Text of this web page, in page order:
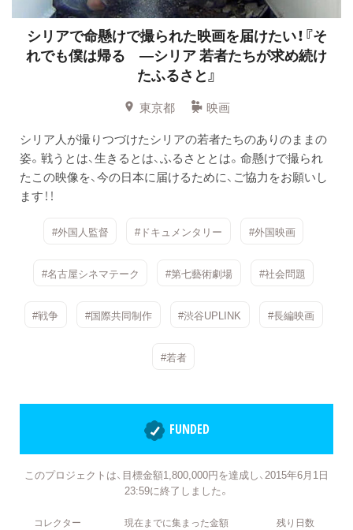
シリアで命懸けで撮られた映画を届けたい！『そ
れでも僕は帰る —シリア 若者たちが求め続け
たふるさと』
東京都
映画
シリア人が撮りつづけたシリアの若者たちのありのままの
姿。戦うとは、生きるとは、ふるさととは。命懸けで撮られ
たこの映像を、今の日本に届けるために、ご協力をお願いし
ます！！
#外国人監督 #ドキュメンタリー #外国映画
#名古屋シネマテーク #第七藝術劇場 #社会問題
#戦争 #国際共同制作 #渋谷UPLINK #長編映画
#若者
FUNDED
このプロジェクトは、目標金額1,800,000円を達成し、2015年6月1日
23:59に終了しました。
コレクター 現在までに集まった金額 残り日数